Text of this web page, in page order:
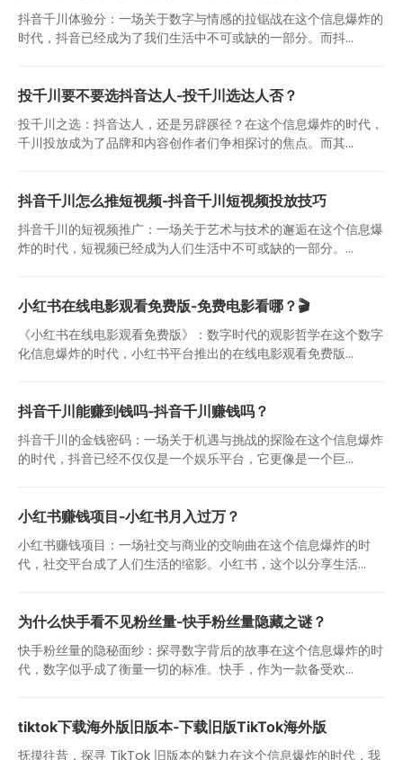
抖音千川体验分：一场关于数字与情感的拉锯战在这个信息爆炸的
时代，抖音已经成为了我们生活中不可或缺的一部分。而抖...
投千川要不要选抖音达人-投千川选达人否？
投千川之选：抖音达人，还是另辟蹊径？在这个信息爆炸的时代，
千川投放成为了品牌和内容创作者们争相探讨的焦点。而其...
抖音千川怎么推短视频-抖音千川短视频投放技巧
抖音千川的短视频推广：一场关于艺术与技术的邂逅在这个信息爆
炸的时代，短视频已经成为人们生活中不可或缺的一部分。...
小红书在线电影观看免费版-免费电影看哪？🎬
《小红书在线电影观看免费版》：数字时代的观影哲学在这个数字
化信息爆炸的时代，小红书平台推出的在线电影观看免费版...
抖音千川能赚到钱吗-抖音千川赚钱吗？
抖音千川的金钱密码：一场关于机遇与挑战的探险在这个信息爆炸
的时代，抖音已经不仅仅是一个娱乐平台，它更像是一个巨...
小红书赚钱项目-小红书月入过万？
小红书赚钱项目：一场社交与商业的交响曲在这个信息爆炸的时
代，社交平台成了人们生活的缩影。小红书，这个以分享生活...
为什么快手看不见粉丝量-快手粉丝量隐藏之谜？
快手粉丝量的隐秘面纱：探寻数字背后的故事在这个信息爆炸的时
代，数字似乎成了衡量一切的标准。快手，作为一款备受欢...
tiktok下载海外版旧版本-下载旧版TikTok海外版
抚摸往昔，探寻 TikTok 旧版本的魅力在这个信息爆炸的时代，我